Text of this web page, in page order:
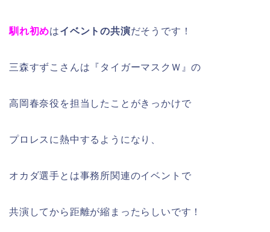
馴れ初めはイベントの共演だそうです！
三森すずこさんは『タイガーマスクＷ』の
高岡春奈役を担当したことがきっかけで
プロレスに熱中するようになり、
オカダ選手とは事務所関連のイベントで
共演してから距離が縮まったらしいです！